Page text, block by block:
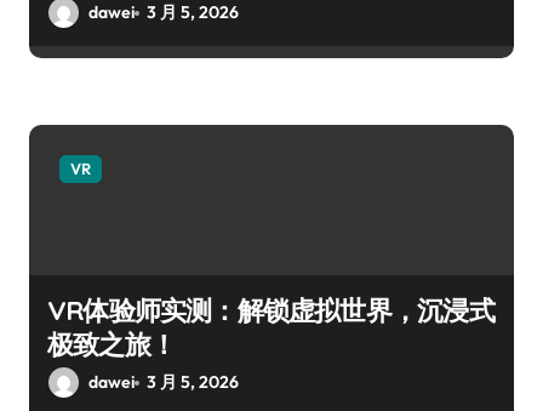
dawei 3 月 5, 2026
VR
VR体验师实测：解锁虚拟世界，沉浸式
极致之旅！
dawei 3 月 5, 2026